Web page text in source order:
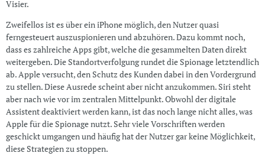
Visier.
Zweifellos ist es über ein iPhone möglich, den Nutzer quasi
ferngesteuert auszuspionieren und abzuhören. Dazu kommt noch,
dass es zahlreiche Apps gibt, welche die gesammelten Daten direkt
weitergeben. Die Standortverfolgung rundet die Spionage letztendlich
ab. Apple versucht, den Schutz des Kunden dabei in den Vordergrund
zu stellen. Diese Ausrede scheint aber nicht anzukommen. Siri steht
aber nach wie vor im zentralen Mittelpunkt. Obwohl der digitale
Assistent deaktiviert werden kann, ist das noch lange nicht alles, was
Apple für die Spionage nutzt. Sehr viele Vorschriften werden
geschickt umgangen und häufig hat der Nutzer gar keine Möglichkeit,
diese Strategien zu stoppen.